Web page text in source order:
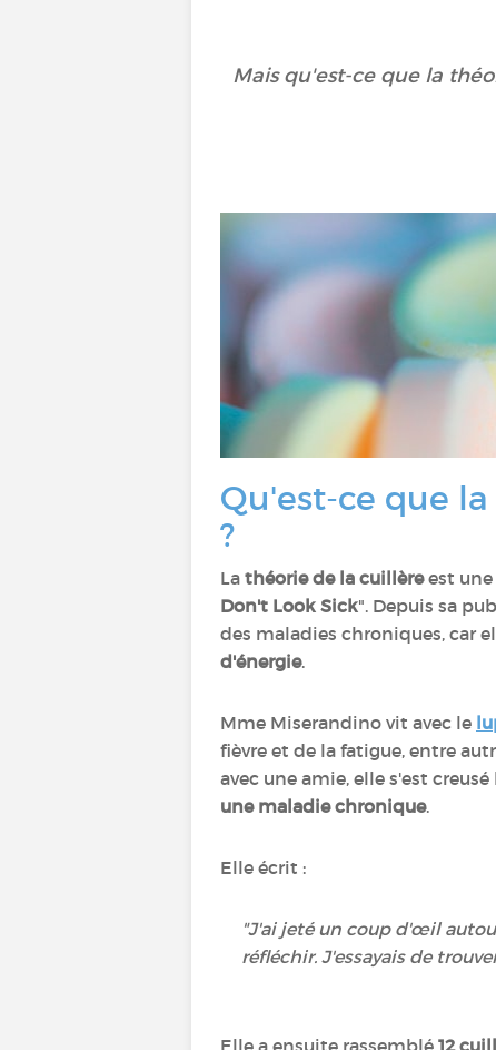
Mais qu'est-ce que la
Qu'est-ce que
?
La théorie de la cuillèreest une
Don't Look Sick". Depuis sa
des maladies chroniques, car
d'énergie.
Mme Miserandino vit avec le
fièvre et de la fatigue, entre
avec une amie, elle s'est
une maladie chronique.
Elle écrit :
"J'ai jeté un coup d'œil
réfléchir. J'essayais de
Elle a ensuite rassemblé 12